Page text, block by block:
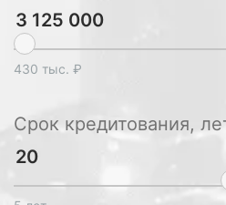
430 тыс. ₽
Срок кредитования,